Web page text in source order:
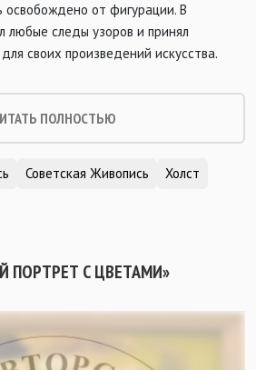
освобождено от фигурации. В
любые следы узоров и принял
своих произведений искусства.
ПОЛНОСТЬЮ
Советская Живопись
Холст
ПОРТРЕТ С ЦВЕТАМИ»